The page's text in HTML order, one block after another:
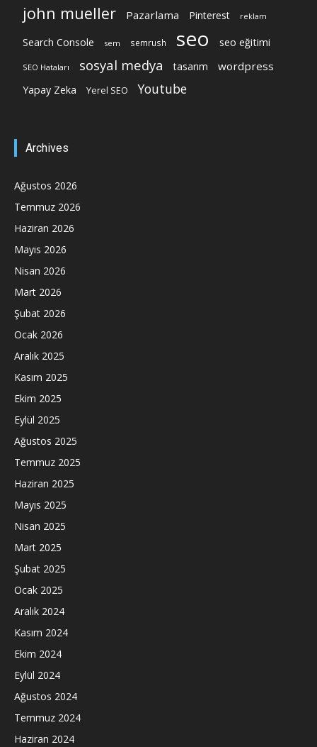
john mueller Pazarlama Pinterest reklam
Search Console sem semrush seo seo eğitimi
SEO Hataları sosyal medya tasarım wordpress
Yapay Zeka Yerel SEO Youtube
Archives
Ağustos 2026
Temmuz 2026
Haziran 2026
Mayıs 2026
Nisan 2026
Mart 2026
Şubat 2026
Ocak 2026
Aralık 2025
Kasım 2025
Ekim 2025
Eylül 2025
Ağustos 2025
Temmuz 2025
Haziran 2025
Mayıs 2025
Nisan 2025
Mart 2025
Şubat 2025
Ocak 2025
Aralık 2024
Kasım 2024
Ekim 2024
Eylül 2024
Ağustos 2024
Temmuz 2024
Haziran 2024